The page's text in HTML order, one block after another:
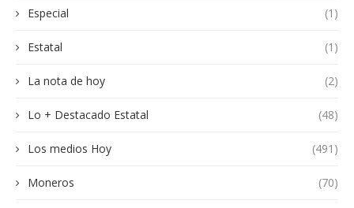
Especial (1)
Estatal (1)
La nota de hoy (2)
Lo + Destacado Estatal (48)
Los medios Hoy (491)
Moneros (70)